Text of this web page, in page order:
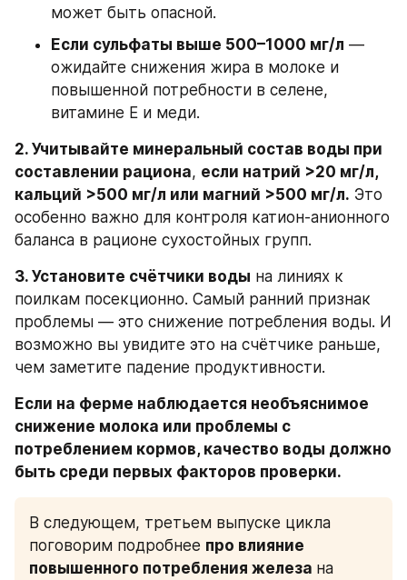
может быть опасной.
Если сульфаты выше 500–1000 мг/л —
ожидайте снижения жира в молоке и
повышенной потребности в селене,
витамине E и меди.
2. Учитывайте минеральный состав воды при
составлении рациона, если натрий >20 мг/л,
кальций >500 мг/л или магний >500 мг/л. Это
особенно важно для контроля катион-анионного
баланса в рационе сухостойных групп.
3. Установите счётчики воды на линиях к
поилкам посекционно. Самый ранний признак
проблемы — это снижение потребления воды. И
возможно вы увидите это на счётчике раньше,
чем заметите падение продуктивности.
Если на ферме наблюдается необъяснимое
снижение молока или проблемы с
потреблением кормов, качество воды должно
быть среди первых факторов проверки.
В следующем, третьем выпуске цикла
поговорим подробнее про влияние
повышенного потребления железа на